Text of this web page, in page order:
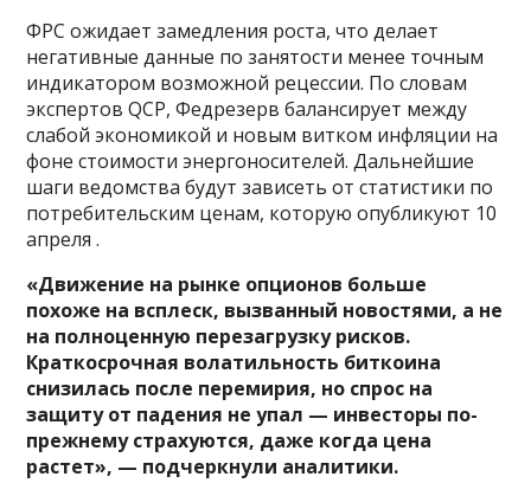
ФРС ожидает замедления роста, что делает
негативные данные по занятости менее точным
индикатором возможной рецессии. По словам
экспертов QCP, Федрезерв балансирует между
слабой экономикой и новым витком инфляции на
фоне стоимости энергоносителей. Дальнейшие
шаги ведомства будут зависеть от статистики по
потребительским ценам, которую опубликуют 10
апреля .
«Движение на рынке опционов больше
похоже на всплеск, вызванный новостями, а не
на полноценную перезагрузку рисков.
Краткосрочная волатильность биткоина
снизилась после перемирия, но спрос на
защиту от падения не упал — инвесторы по-
прежнему страхуются, даже когда цена
растет», — подчеркнули аналитики.